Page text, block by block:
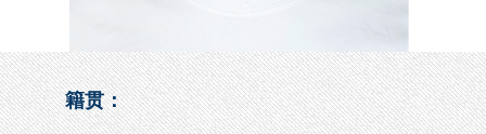
籍贯：